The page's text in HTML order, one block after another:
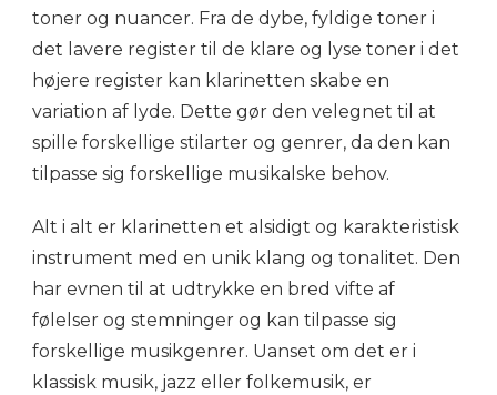
toner og nuancer. Fra de dybe, fyldige toner i
det lavere register til de klare og lyse toner i det
højere register kan klarinetten skabe en
variation af lyde. Dette gør den velegnet til at
spille forskellige stilarter og genrer, da den kan
tilpasse sig forskellige musikalske behov.
Alt i alt er klarinetten et alsidigt og karakteristisk
instrument med en unik klang og tonalitet. Den
har evnen til at udtrykke en bred vifte af
følelser og stemninger og kan tilpasse sig
forskellige musikgenrer. Uanset om det er i
klassisk musik, jazz eller folkemusik, er